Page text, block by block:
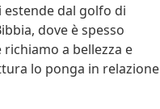
estende dal golfo di
dove è spesso
richiamo a bellezza e
lo ponga in relazione